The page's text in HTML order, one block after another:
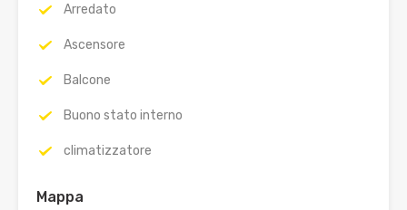
Arredato
Ascensore
Balcone
Buono stato interno
climatizzatore
Mappa